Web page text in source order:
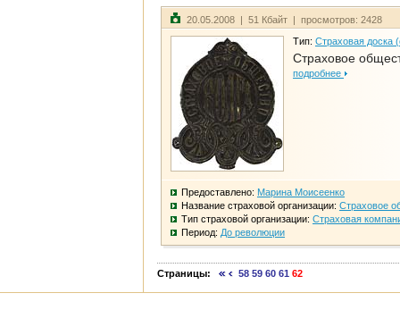
20.05.2008 | 51 Кбайт | просмотров: 2428
Тип: Страховая доска
Страховое
подробнее
Предоставлено: Марина Моисеенко
Название страховой организации: Страховое
Тип страховой организации: Страховая
Период: До революции
Страницы: 58 59 60 61 62